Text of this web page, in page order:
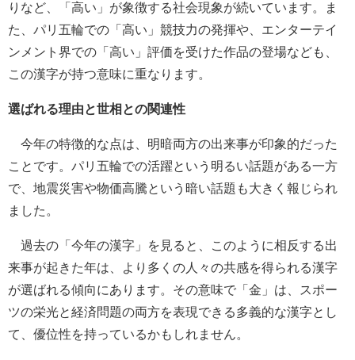
りなど、「高い」が象徴する社会現象が続いています。ま
た、パリ五輪での「高い」競技力の発揮や、エンターテイ
ンメント界での「高い」評価を受けた作品の登場なども、
この漢字が持つ意味に重なります。
選ばれる理由と世相との関連性
今年の特徴的な点は、明暗両方の出来事が印象的だった
ことです。パリ五輪での活躍という明るい話題がある一方
で、地震災害や物価高騰という暗い話題も大きく報じられ
ました。
過去の「今年の漢字」を見ると、このように相反する出
来事が起きた年は、より多くの人々の共感を得られる漢字
が選ばれる傾向にあります。その意味で「金」は、スポー
ツの栄光と経済問題の両方を表現できる多義的な漢字とし
て、優位性を持っているかもしれません。